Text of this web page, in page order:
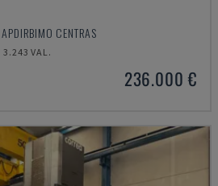
CENTRAS
3.243 VAL.
236.000 €